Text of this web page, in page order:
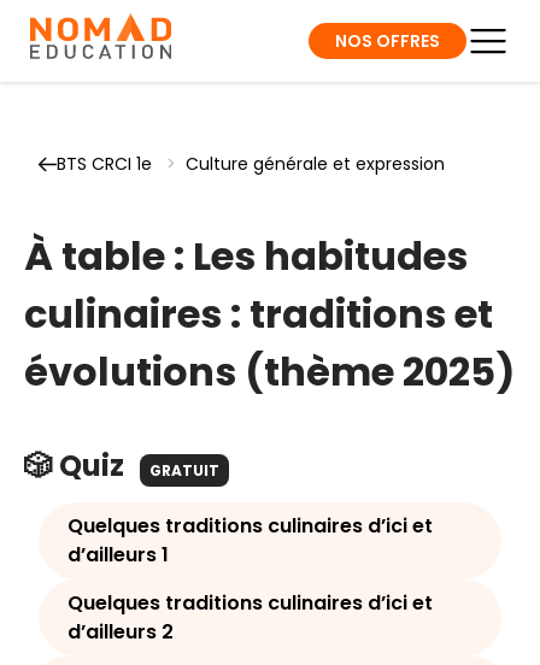
NOS OFFRES
BTS CRCI 1e > Culture générale et expression
À table : Les habitudes
culinaires : traditions et
évolutions (thème 2025)
🎲 Quiz GRATUIT
Quelques traditions culinaires d’ici et
d’ailleurs 1
Quelques traditions culinaires d’ici et
d’ailleurs 2